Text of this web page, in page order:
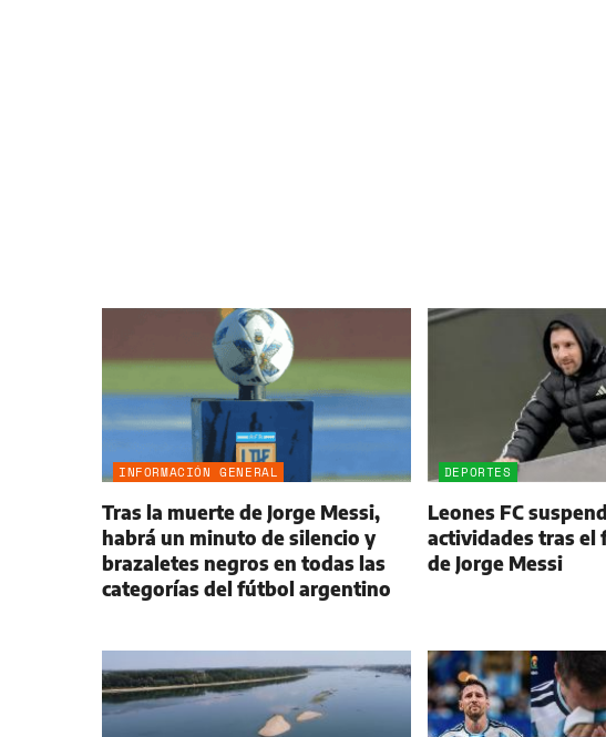
INFORMACIÓN GENERAL
Tras la muerte de Jorge Messi,
habrá un minuto de silencio y
brazaletes negros en todas las
categorías del fútbol argentino
DEPORTES
Leones FC
actividades tras el
de Jorge Messi